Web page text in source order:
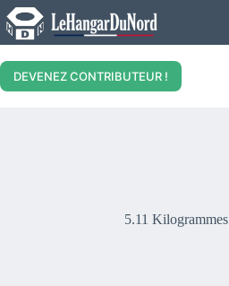
Skip
to
content
DEVENEZ CONTRIBUTEUR !
5.11 Kilogrammes